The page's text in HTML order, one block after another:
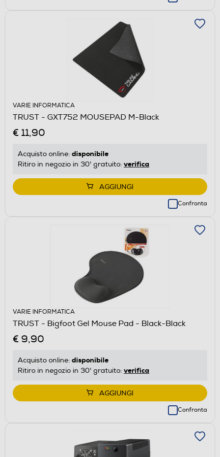
VARIE INFORMATICA
TRUST - GXT752 MOUSEPAD M-Black
€ 11,90
Acquisto online: disponibile
Ritiro in negozio in 30' gratuito: verifica
AGGIUNGI
Confronta
VARIE INFORMATICA
TRUST - Bigfoot Gel Mouse Pad - Black-Black
€ 9,90
Acquisto online: disponibile
Ritiro in negozio in 30' gratuito: verifica
AGGIUNGI
Confronta